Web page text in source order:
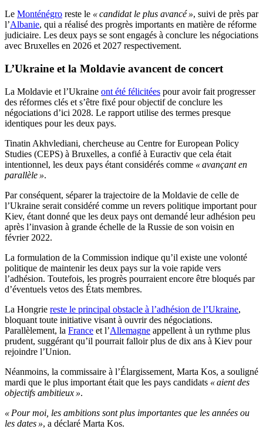
Le Monténégro reste le « candidat le plus avancé », suivi de près par
l’Albanie, qui a réalisé des progrès importants en matière de réforme
judiciaire. Les deux pays se sont engagés à conclure les négociations
avec Bruxelles en 2026 et 2027 respectivement.
L’Ukraine et la Moldavie avancent de concert
La Moldavie et l’Ukraine ont été félicitées pour avoir fait progresser
des réformes clés et s’être fixé pour objectif de conclure les
négociations d’ici 2028. Le rapport utilise des termes presque
identiques pour les deux pays.
Tinatin Akhvlediani, chercheuse au Centre for European Policy
Studies (CEPS) à Bruxelles, a confié à Euractiv que cela était
intentionnel, les deux pays étant considérés comme « avançant en
parallèle ».
Par conséquent, séparer la trajectoire de la Moldavie de celle de
l’Ukraine serait considéré comme un revers politique important pour
Kiev, étant donné que les deux pays ont demandé leur adhésion peu
après l’invasion à grande échelle de la Russie de son voisin en
février 2022.
La formulation de la Commission indique qu’il existe une volonté
politique de maintenir les deux pays sur la voie rapide vers
l’adhésion. Toutefois, les progrès pourraient encore être bloqués par
d’éventuels vetos des États membres.
La Hongrie reste le principal obstacle à l’adhésion de l’Ukraine,
bloquant toute initiative visant à ouvrir des négociations.
Parallèlement, la France et l’Allemagne appellent à un rythme plus
prudent, suggérant qu’il pourrait falloir plus de dix ans à Kiev pour
rejoindre l’Union.
Néanmoins, la commissaire à l’Élargissement, Marta Kos, a souligné
mardi que le plus important était que les pays candidats « aient des
objectifs ambitieux ».
« Pour moi, les ambitions sont plus importantes que les années ou
les dates », a déclaré Marta Kos.